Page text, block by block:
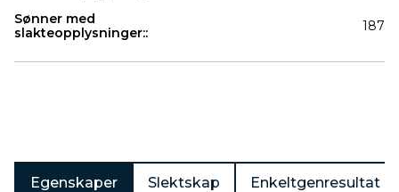
Sønner med
slakteopplysninger::
187
Egenskaper Slektskap Enkeltgenresultat